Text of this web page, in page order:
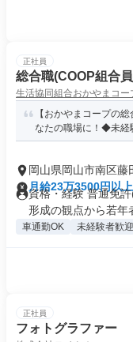
正社員
総合職(COOP組合
生活協同組合おかやまコー
【おかやまコープの
なたの職場に！◆未
岡山県岡山市南区藤
月給23万3500円以上
資格・経験 普通免
形成の観点から若年
車通勤OK 未経験者歓迎
正社員
フォトグラファー